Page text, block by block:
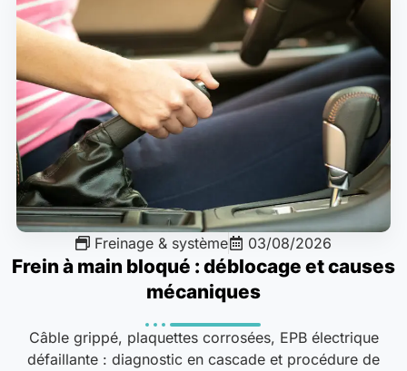
Freinage & système 03/08/2026
Frein à main bloqué : déblocage et causes
mécaniques
Câble grippé, plaquettes corrosées, EPB électrique
défaillante : diagnostic en cascade et procédure de